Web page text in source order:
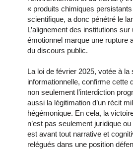
« produits chimiques
scientifique, a donc pénétré le
L’alignement des institutions
émotionnel marque une rupture
du discours public.
La loi de février 2025, votée à
informationnelle, confirme cette
non seulement l’interdiction
aussi la légitimation d’un récit
hégémonique. En cela, la
n’est pas seulement juridique
est avant tout narrative et
relégués dans une position